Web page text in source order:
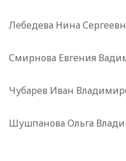
Лебедева
Смирнова
Чубарев Иван
Шушпанова